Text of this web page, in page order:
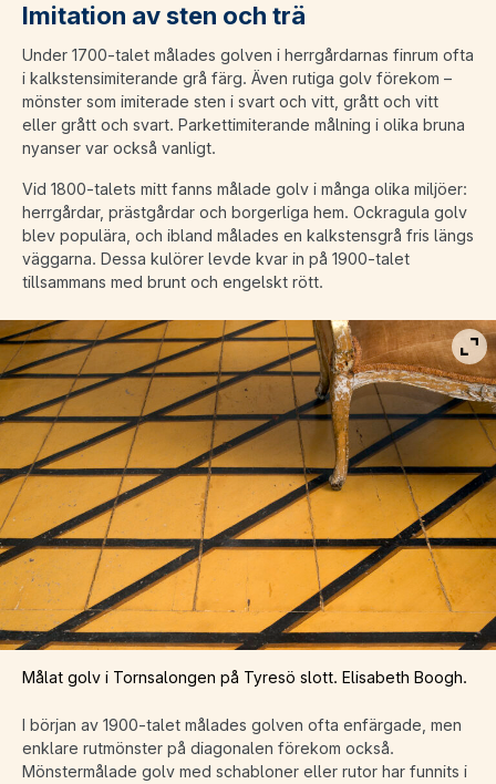
Imitation av sten och trä
Under 1700-talet målades golven i herrgårdarnas finrum ofta
i kalkstensimiterande grå färg. Även rutiga golv förekom –
mönster som imiterade sten i svart och vitt, grått och vitt
eller grått och svart. Parkettimiterande målning i olika bruna
nyanser var också vanligt.
Vid 1800-talets mitt fanns målade golv i många olika miljöer:
herrgårdar, prästgårdar och borgerliga hem. Ockragula golv
blev populära, och ibland målades en kalkstensgrå fris längs
väggarna. Dessa kulörer levde kvar in på 1900-talet
tillsammans med brunt och engelskt rött.
Målat golv i Tornsalongen på Tyresö slott. Elisabeth Boogh.
I början av 1900-talet målades golven ofta enfärgade, men
enklare rutmönster på diagonalen förekom också.
Mönstermålade golv med schabloner eller rutor har funnits i